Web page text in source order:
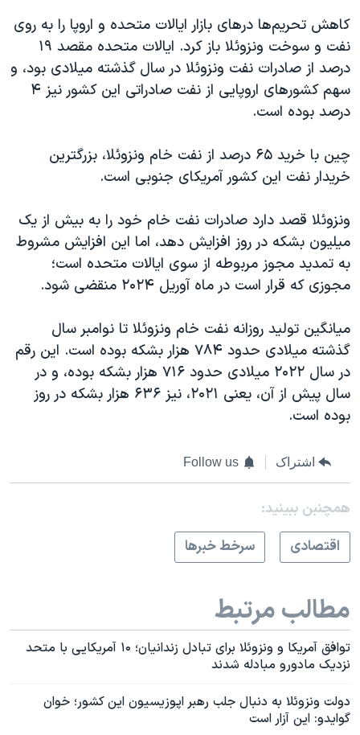
صفحه‌های ویژه
سفر پرزیدنت ترامپ به چین
کاهش تحریم‌ها درهای بازار ایالات متحده و اروپا را به روی
نفت و سوخت ونزوئلا باز کرد. ایالات متحده مقصد ۱۹
درصد از صادرات نفت ونزوئلا در سال گذشته میلادی بود، و
سهم کشورهای اروپایی از نفت صادراتی این کشور نیز ۴
درصد بوده است.
چین با خرید ۶۵ درصد از نفت خام ونزوئلا، بزرگترین
خریدار نفت این کشور آمریکای جنوبی است.
ونزوئلا قصد دارد صادرات نفت خام خود را به بیش از یک
میلیون بشکه در روز افزایش دهد، اما این افزایش مشروط
به تمدید مجوز مربوطه از سوی ایالات متحده است؛
مجوزی که قرار است در ماه آوریل ۲۰۲۴ منقضی شود.
میانگین تولید روزانه نفت خام ونزوئلا تا نوامبر سال
گذشته میلادی حدود ۷۸۴ هزار بشکه بوده است. این رقم
در سال ۲۰۲۲ میلادی حدود ۷۱۶ هزار بشکه بوده، و در
سال پیش از آن، یعنی ۲۰۲۱، نیز ۶۳۶ هزار بشکه در روز
بوده است.
اشتراک Follow us
همچنبن ببینید:
اقتصادی
سرخط خبرها
مطالب مرتبط
توافق آمریکا و ونزوئلا برای تبادل زندانیان؛ ۱۰ آمریکایی با متحد
نزدیک مادورو مبادله شدند
دولت ونزوئلا به دنبال جلب رهبر اپوزیسیون این کشور؛ خوان
گوایدو: این آزار است